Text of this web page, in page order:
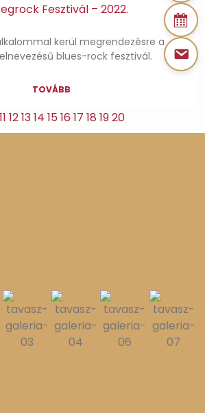
Fesztivál – 2022.
kerül megrendezésre a
blues-rock fesztivál.
TOVÁBB
11 121314 1516 17 18 1920